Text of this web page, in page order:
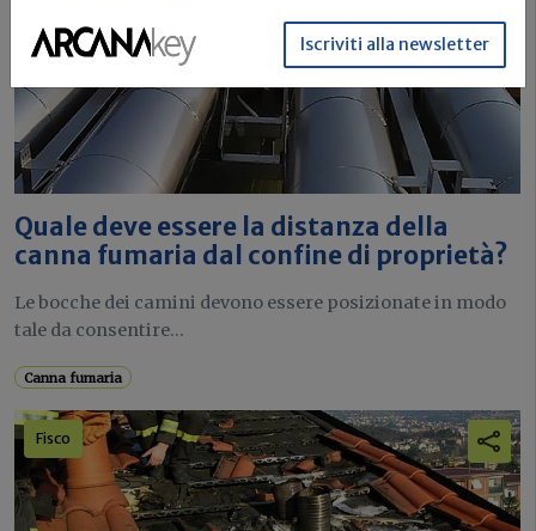
Quale deve essere la distanza della
canna fumaria dal confine di proprietà?
Le bocche dei camini devono essere posizionate in modo
tale da consentire...
Canna fumaria
Fisco
Iscriviti alla newsletter